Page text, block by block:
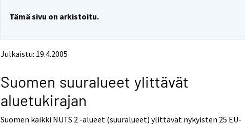
Tämä sivu on arkistoitu.
Julkaistu: 19.4.2005
Suomen suuralueet ylittävät
aluetukirajan
Suomen kaikki NUTS 2 -alueet (suuralueet) ylittävät nykyisten 25 EU-